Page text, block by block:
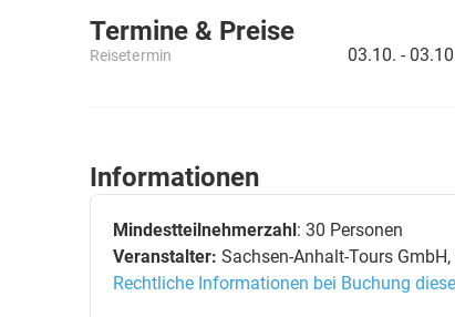
Termine & Preise
Reisetermin 03.10. -
Informationen
Mindestteilnehmerzahl: 30 Personen
Veranstalter: Sachsen-Anhalt-Tours
Rechtliche Informationen bei Buchung